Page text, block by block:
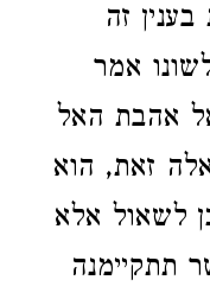
זה
אמר
אהבת האל
זאת, הוא
לשאול אלא
תתקיימנה